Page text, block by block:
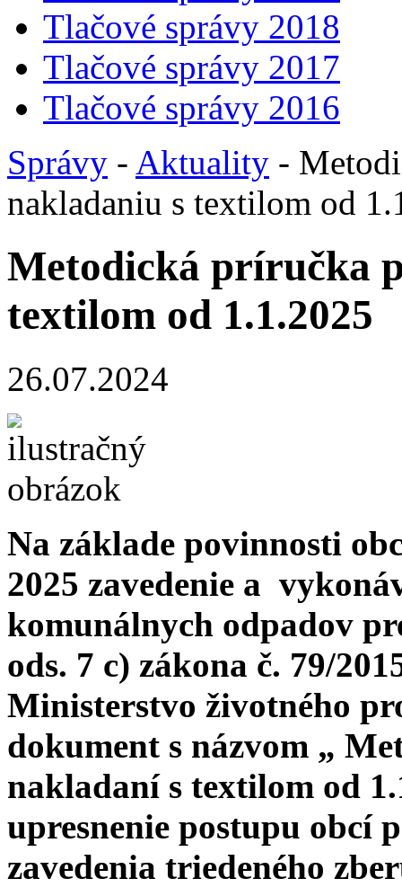
Tlačové správy 2018
Tlačové správy 2017
Tlačové správy 2016
Správy - Aktuality -
nakladaniu s textilom od
Metodická príručka
textilom od 1.1.2025
26.07.2024
Na základe povinnosti
2025 zavedenie a
komunálnych odpadov
ods. 7 c) zákona č. 79/
Ministerstvo životného
dokument s názvom „
nakladaní s textilom od
upresnenie postupu obcí
zavedenia triedeného